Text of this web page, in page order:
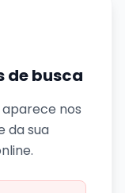
de busca
nos
da sua